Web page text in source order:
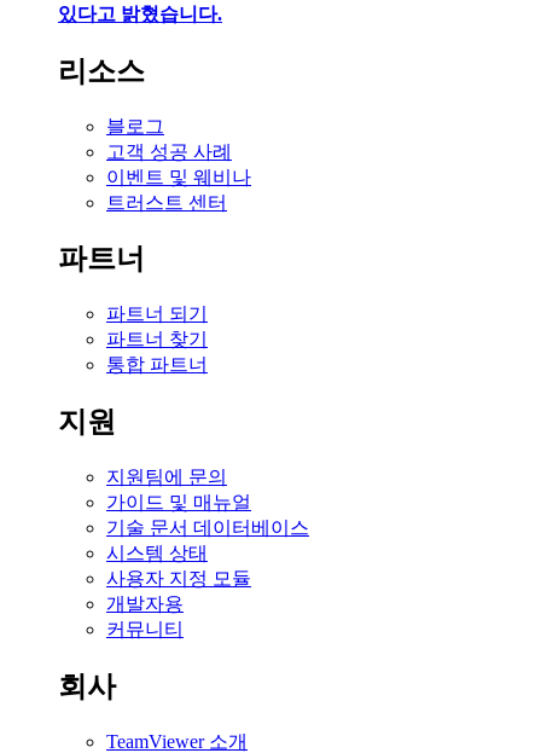
있다고 밝혔습니다.
리소스
블로그
고객 성공 사례
이벤트 및 웨비나
트러스트 센터
파트너
파트너 되기
파트너 찾기
통합 파트너
지원
지원팀에 문의
가이드 및 매뉴얼
기술 문서 데이터베이스
시스템 상태
사용자 지정 모듈
개발자용
커뮤니티
회사
TeamViewer 소개